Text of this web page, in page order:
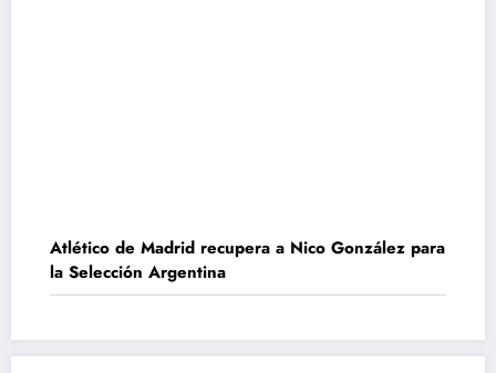
Atlético de Madrid recupera a Nico González para
la Selección Argentina